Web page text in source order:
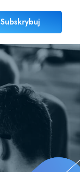
Subskrybuj